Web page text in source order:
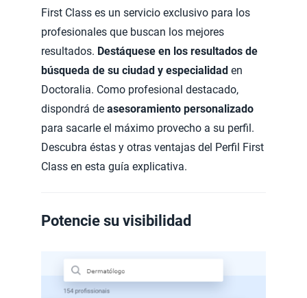
First Class es un servicio exclusivo para los
profesionales que buscan los mejores
resultados. Destáquese en los resultados de
búsqueda de su ciudad y especialidad en
Doctoralia. Como profesional destacado,
dispondrá de asesoramiento personalizado
para sacarle el máximo provecho a su perfil.
Descubra éstas y otras ventajas del Perfil First
Class en esta guía explicativa.
Potencie su visibilidad